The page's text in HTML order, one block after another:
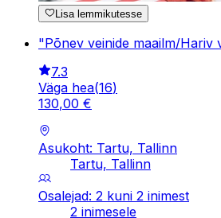
Lisa lemmikutesse
"Põnev veinide maailm/Hariv
7.3
Väga hea(16)
130,00 €
Asukoht: Tartu, Tallinn
Tartu, Tallinn
Osalejad: 2 kuni 2 inimest
2 inimesele